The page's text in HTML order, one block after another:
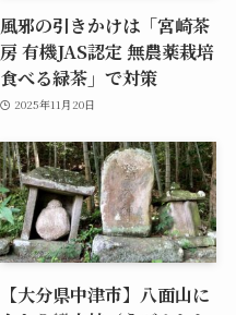
風邪の引きかけは「宮崎茶
房 有機JAS認定 無農薬栽培
食べる緑茶」で対策
2025年11月20日
【大分県中津市】八面山に